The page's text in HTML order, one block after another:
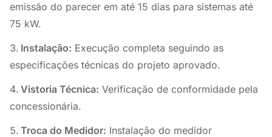
emissão do parecer em até 15 dias para sistemas até
75 kW.
Instalação: Execução completa seguindo as
especificações técnicas do projeto aprovado.
Vistoria Técnica: Verificação de conformidade pela
concessionária.
Troca do Medidor: Instalação do medidor